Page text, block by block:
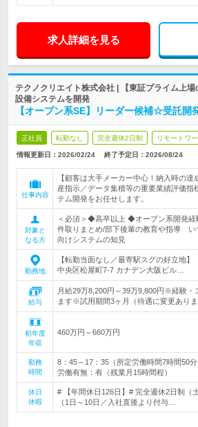
求人詳細を見る
テクノクリエイト株式会社 | 【東証プライム上
設備システムを開発
【オープン系SE】リーダー候補☆受託
正社員 転勤なし 完全週休2日制 リモートワ
情報更新日：2026/02/24 終了予定日： 2026/08/24
仕事内容
【顧客は大手メーカー中心！納入時の
産指示／データ集積等の重要業績評価指
テム開発をお任せします。
対象と
なる方
＜必須＞◆高卒以上 ◆オープン系開発
件取りまとめ/部下後輩の教育や指導
向けシステムの知見
勤務地
【転勤当面なし／最寄駅スグの好立地
中央区松屋町7-7 カナデン大阪ビル…
給与
月給29万8,200円～39万9,800円※経験・
ます※試用期間3ヶ月（待遇に変更ありま
初年度
年収
460万円～660万円
勤務
時間
8：45～17：35（所定労働時間7時間50
労働有無：有（残業月15時間程）
休日
休暇
# 【年間休日126日】# 完全週休2日制（
（1日～10日／入社直後より付与…